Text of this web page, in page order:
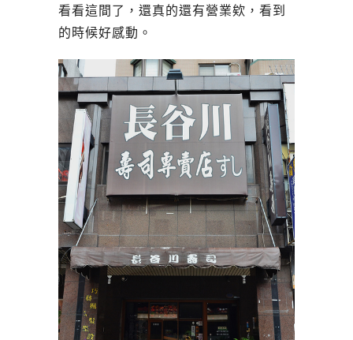
看看這間了，還真的還有營業欸，看到
的時候好感動。